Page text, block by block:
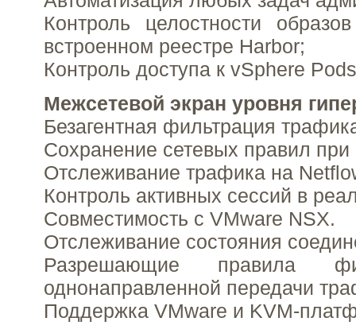
Контроль целостности
встроенном реестре Harbor;
Контроль доступа к vSphere
Межсетевой экран уровня
Безагентная фильтрация
Сохранение сетевых правил
Отслеживание трафика на
Контроль активных сессий в
Совместимость с VMware NSX.
Отслеживание состояния
Разрешающие правила
однонаправленной передачи
Поддержка VMware и KVM-